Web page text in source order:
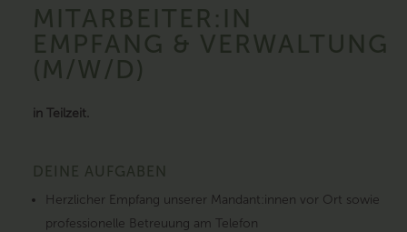
MITARBEITER:IN
EMPFANG & VERWALTUNG
(M/W/D)
in Teilzeit.
DEINE AUFGABEN
Herzlicher Empfang unserer Mandant:innen vor Ort sowie
professionelle Betreuung am Telefon